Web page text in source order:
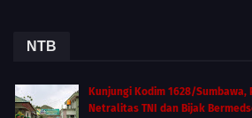
NTB
Kunjungi Kodim 1628/Sumbawa,
Netralitas TNI dan Bijak